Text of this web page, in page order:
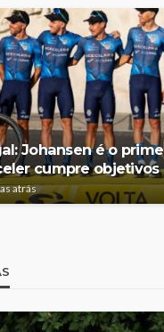
Johansen é o
cumpre
atrás